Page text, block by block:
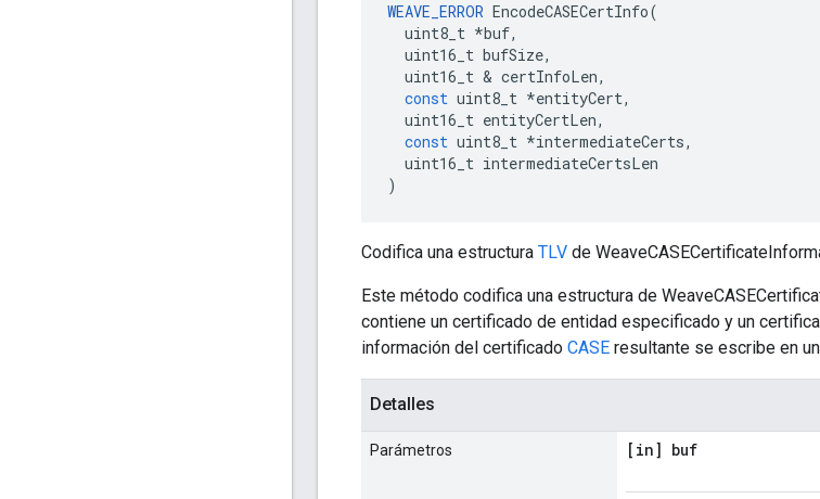
WEAVE_ERROR EncodeCASECertInfo(
uint8_t *buf,
uint16_t bufSize,
uint16_t & certInfoLen,
const uint8_t *entityCert,
uint16_t entityCertLen,
const uint8_t *intermediateCerts,
uint16_t intermediateCertsLen
)
Codifica una estructura TLV de
Este método codifica una estructura de
contiene un certificado de entidad especificado y un
información del certificado CASE resultante se escribe en
Detalles
Parámetros [in] buf